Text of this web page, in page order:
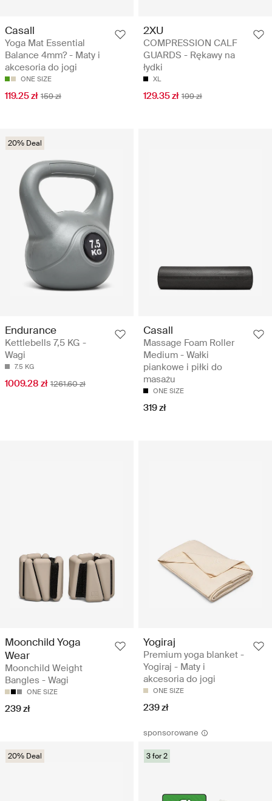
Casall
Yoga Mat Essential
Balance 4mm? - Maty i
akcesoria do jogi
ONE SIZE
119.25 zł 159 zł
2XU
COMPRESSION CALF
GUARDS - Rękawy na
łydki
XL
129.35 zł 199 zł
20% Deal
Endurance
Kettlebells 7,5 KG -
Wagi
7.5 KG
1009.28 zł 1261.60 zł
Casall
Massage Foam Roller
Medium - Wałki
piankowe i piłki do
masażu
ONE SIZE
319 zł
Moonchild Yoga
Wear
Moonchild Weight
Bangles - Wagi
ONE SIZE
239 zł
Yogiraj
Premium yoga blanket -
Yogiraj - Maty i
akcesoria do jogi
ONE SIZE
239 zł
20% Deal
sponsorowane
3 for 2